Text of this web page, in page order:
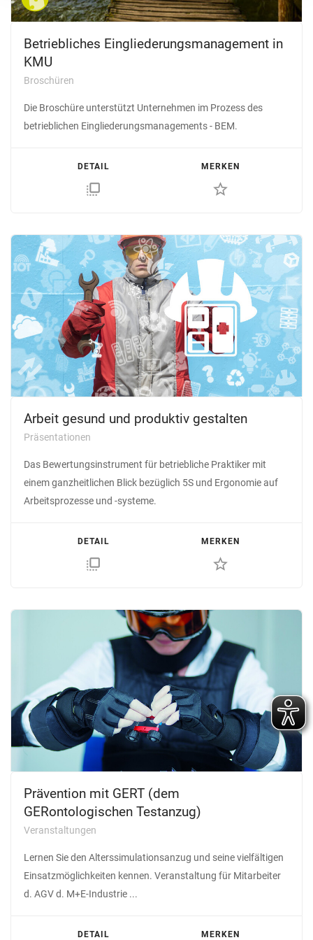
Betriebliches Einglie­de­rungs­management in
KMU
Broschüren
Die Broschüre unterstützt Unternehmen im Prozess des
betrieblichen Eingliederungsmanagements - BEM.
DETAIL
flip_to_front
MERKEN
star_border
Arbeit gesund und produktiv gestalten
Präsentationen
Das Bewertungs­instrument für betriebliche Praktiker mit
einem ganz­heitlichen Blick bezüglich 5S und Ergonomie auf
Arbeits­prozesse und -systeme.
DETAIL
flip_to_front
MERKEN
star_border
Prävention mit GERT (dem
GERontologischen Testanzug)
Veranstaltungen
Lernen Sie den Alterssimulationsanzug und seine vielfältigen
Einsatzmöglichkeiten kennen. Veranstaltung für Mitarbeiter
d. AGV d. M+E-Industrie ...
DETAIL MERKEN